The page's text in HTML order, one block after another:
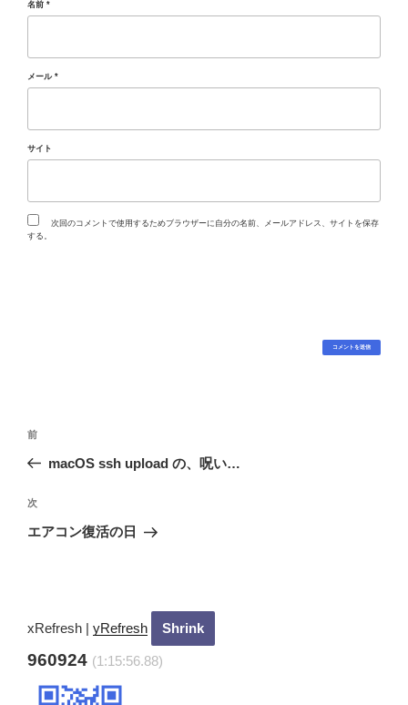
名前 *
メール *
サイト
次回のコメントで使用するためブラウザーに自分の名前、メールアドレス、サイトを保存
する。
投
ナ
ビ
ゲ
ン
過
去
投
前
macOS ssh upload の、呪い…
次
の
次
エアコン復活の日
xRefresh | yRefresh
960924 (1:15:58.28)